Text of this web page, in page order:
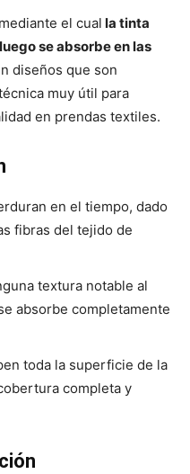
el cual la tinta
se absorbe en las
diseños que son
muy útil para
en prendas textiles.
en el tiempo, dado
fibras del tejido de
textura notable al
absorbe completamente
toda la superficie de la
completa y